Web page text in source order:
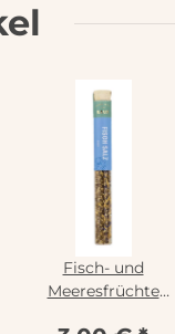
Fisch- und
Meeresfrüchte